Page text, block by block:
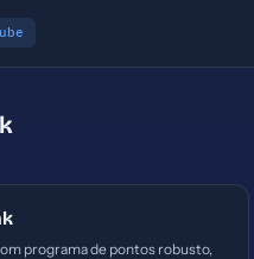
programa de pontos robusto,